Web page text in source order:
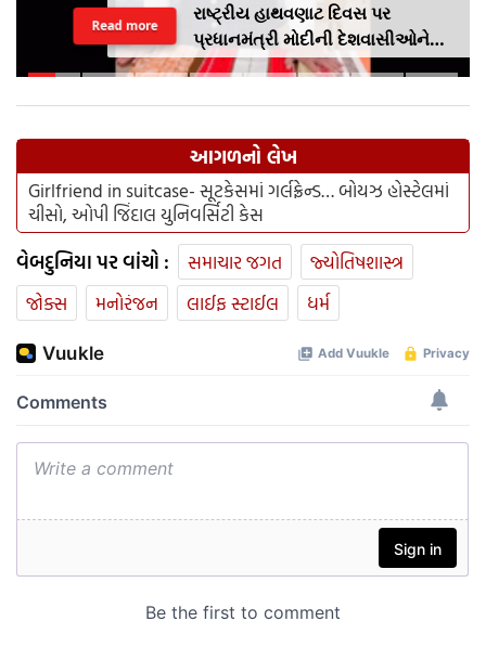
રાષ્ટ્રીય હાથવણાટ દિવસ પર
પ્રધાનમંત્રી મોદીની દેશવાસીઓને
અપીલૢ સ્થાનિક કપડાં પહેરો,
Read more
આગળનો લેખ
Girlfriend in suitcase- સૂટકેસમાં ગર્લફ્રેન્ડ… બોયઝ હોસ્ટેલમાં
ચીસો, ઓપી જિંદાલ યુનિવર્સિટી કેસ
વેબદુનિયા પર વાંચો : સમાચાર જગત
જ્યોતિષશાસ્ત્ર
જોક્સ
મનોરંજન લાઈફ સ્ટાઈલ ધર્મ